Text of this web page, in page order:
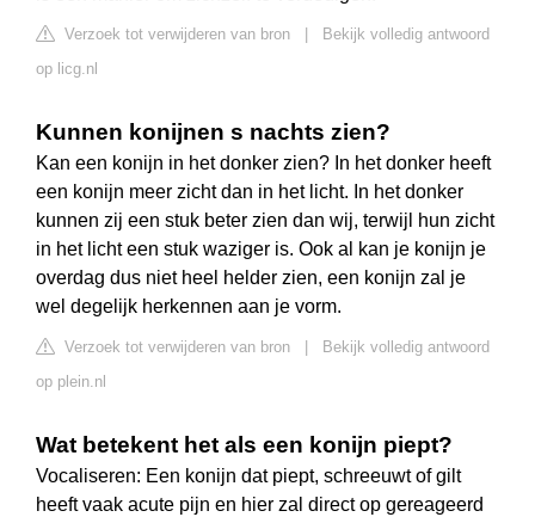
Verzoek tot verwijderen van bron
Bekijk volledig antwoord
op licg.nl
Kunnen konijnen s nachts zien?
Kan een konijn in het donker zien? In het donker heeft
een konijn meer zicht dan in het licht. In het donker
kunnen zij een stuk beter zien dan wij, terwijl hun zicht
in het licht een stuk waziger is. Ook al kan je konijn je
overdag dus niet heel helder zien, een konijn zal je
wel degelijk herkennen aan je vorm.
Verzoek tot verwijderen van bron
Bekijk volledig antwoord
op plein.nl
Wat betekent het als een konijn piept?
Vocaliseren: Een konijn dat piept, schreeuwt of gilt
heeft vaak acute pijn en hier zal direct op gereageerd